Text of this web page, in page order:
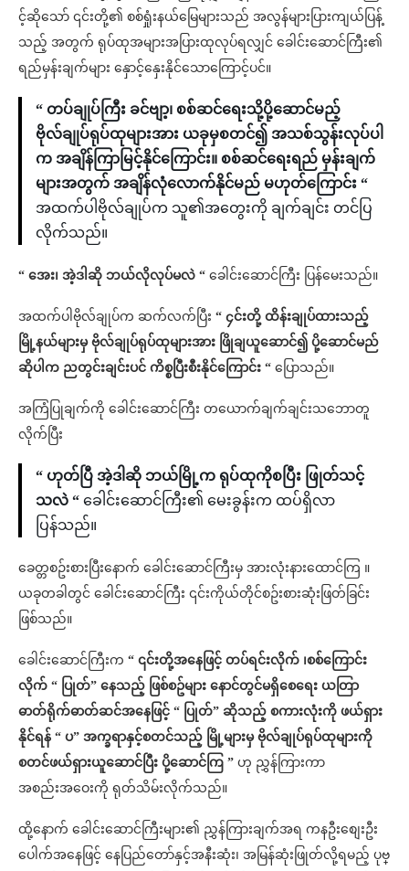
င့်ဆိုသော် ၎င်းတို့၏ စစ်ရှုံးနယ်မြေများသည် အလွန်များပြားကျယ်ပြန့်
သည့် အတွက် ရုပ်ထုအများအပြားထုလုပ်ရလျှင် ခေါင်းဆောင်ကြီး၏
ရည်မှန်းချက်များ နှောင့်နှေးနိုင်သောကြောင့်ပင်။
“ တပ်ချုပ်ကြီး ခင်ဗျာ့၊ စစ်ဆင်ရေးသို့ပို့ဆောင်မည့်
ဗိုလ်ချုပ်ရုပ်ထုများအား ယခုမှစတင်၍ အသစ်သွန်းလုပ်ပါ
က အချိန်ကြာမြင့်နိုင်ကြောင်း။ စစ်ဆင်ရေးရည် မှန်းချက်
များအတွက် အချိန်လုံလောက်နိုင်မည် မဟုတ်ကြောင်း “
အထက်ပါဗိုလ်ချုပ်က သူ၏အတွေးကို ချက်ချင်း တင်ပြ
လိုက်သည်။
“ အေး၊ အဲ့ဒါဆို ဘယ်လိုလုပ်မလဲ “ ခေါင်းဆောင်ကြီး ပြန်မေးသည်။
အထက်ပါဗိုလ်ချုပ်က ဆက်လက်ပြီး “ ၄င်းတို့ ထိန်းချုပ်ထားသည့်
မြို့နယ်များမှ ဗိုလ်ချုပ်ရုပ်ထုများအား ဖြိုချယူဆောင်၍ ပို့ဆောင်မည်
ဆိုပါက ညတွင်းချင်းပင် ကိစ္စပြီးစီးနိုင်ကြောင်း “ ပြောသည်။
အကြံပြုချက်ကို ခေါင်းဆောင်ကြီး တယောက်ချက်ချင်းသဘောတူ
လိုက်ပြီး
“ ဟုတ်ပြီ အဲ့ဒါဆို ဘယ်မြို့က ရုပ်ထုကိုစပြီး ဖြုတ်သင့်
သလဲ “ ခေါင်းဆောင်ကြီး၏ မေးခွန်းက ထပ်ရှိလာ
ပြန်သည်။
ခေတ္တစဥ်းစားပြီးနောက် ခေါင်းဆောင်ကြီးမှ အားလုံးနားထောင်ကြ ။
ယခုတခါတွင် ခေါင်းဆောင်ကြီး ၎င်းကိုယ်တိုင်စဥ်းစားဆုံးဖြတ်ခြင်း
ဖြစ်သည်။
ခေါင်းဆောင်ကြီးက “ ၎င်းတို့အနေဖြင့် တပ်ရင်းလိုက် ၊စစ်ကြောင်း
လိုက် “ ပြုတ်” နေသည့် ဖြစ်စဥ်များ နောင်တွင်မရှိစေရေး ယတြာ
ဓာတ်ရိုက်ဓာတ်ဆင်အနေဖြင့် “ ပြုတ်” ဆိုသည့် စကားလုံးကို ဖယ်ရှား
နိုင်ရန် “ ပ” အက္ခရာနှင့်စတင်သည့် မြို့များမှ ဗိုလ်ချုပ်ရုပ်ထုများကို
စတင်ဖယ်ရှားယူဆောင်ပြီး ပို့ဆောင်ကြ ” ဟု ညွှန်ကြားကာ
အစည်းအဝေးကို ရုတ်သိမ်းလိုက်သည်။
ထို့နောက် ခေါင်းဆောင်ကြီးများ၏ ညွှန်ကြားချက်အရ ကနဦးစျေးဦး
ပေါက်အနေဖြင့် နေပြည်တော်နှင့်အနီးဆုံး၊ အမြန်ဆုံးဖြုတ်လို့ရမည့် ပုဗ္